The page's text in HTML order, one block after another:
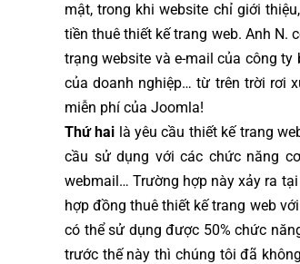
mật, trong khi website chỉ giới
tiền thuê thiết kế trang web. Anh N.
trạng website và e-mail của công
của doanh nghiệp… từ trên trời rơi
miễn phí của Joomla!
Thứ hai là yêu cầu thiết kế trang
cầu sử dụng với các chức năng
webmail… Trường hợp này xảy ra
hợp đồng thuê thiết kế trang web
có thể sử dụng được 50% chức
trước thế này thì chúng tôi đã